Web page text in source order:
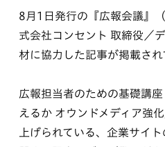
8月1日発行の『広報会議』
式会社コンセント 取締役／
材に協力した記事が掲載され
広報担当者のための基礎講
えるか オウンドメディア強
上げられている、企業サイ